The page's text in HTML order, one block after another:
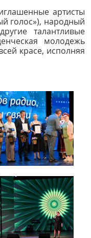
артисты
голос»), народный
талантливые
молодежь
красе, исполняя